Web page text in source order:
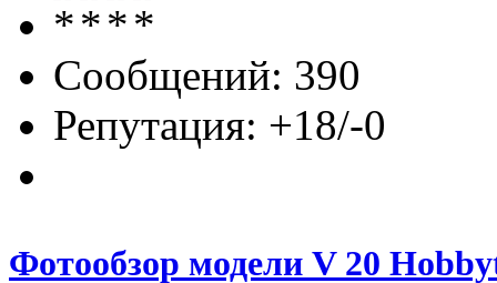
Сообщений: 390
Репутация: +18/-0
Фотообзор модели V 20